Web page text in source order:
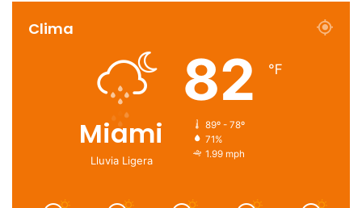
Clima
Miami
Lluvia Ligera
82 ℉
89º - 78º
71%
1.99 mph